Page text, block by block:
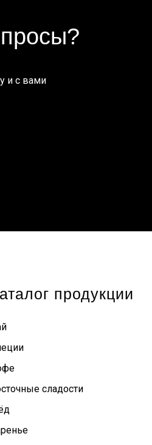
и с вами
продукции
сладости